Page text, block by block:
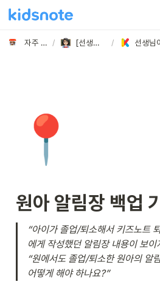
자주 묻는 질문 / [선생님] 궁금해요! /
📍
원아 알림장 백업
“아이가 졸업/퇴소해서 키즈노트
에게 작성했던 알림장 내용이 보이
“원에서도 졸업/퇴소한 원아의 알
어떻게 해야 하나요?”